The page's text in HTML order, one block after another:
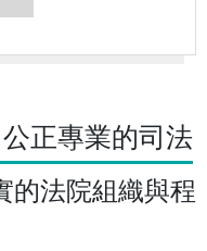
正專業的司法
的法院組織與程